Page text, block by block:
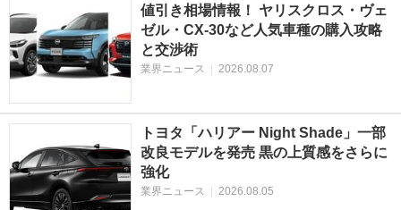
値引き相場情報！ ヤリスクロス・ヴェ
ゼル・CX-30など人気車種の購入攻略
と交渉術
業界ニュース 2026.08.07
トヨタ「ハリアー Night Shade」一部
改良モデルを発売 黒の上質感をさらに
強化
業界ニュース 2026.08.05